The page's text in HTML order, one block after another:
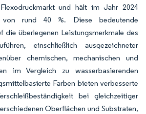
Flexodruckmarkt und hält im Jahr 2024
von rund 40 %. Diese bedeutende
die überlegenen Leistungsmerkmale des
einschließlich ausgezeichneter
chemischen, mechanischen und
im Vergleich zu wasserbasierenden
Farben bieten verbesserte
bei gleichzeitiger
Oberflächen und Substraten,